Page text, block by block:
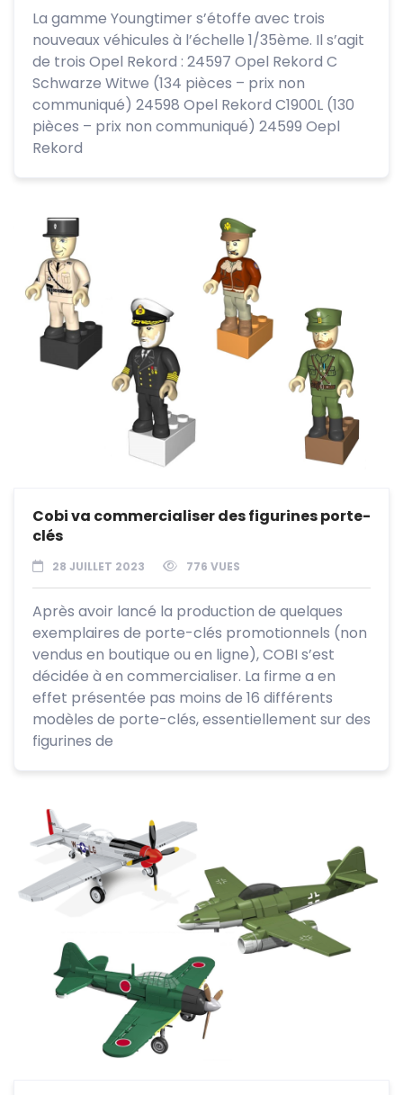
La gamme Youngtimer s’étoffe avec trois
nouveaux véhicules à l’échelle 1/35ème. Il s’agit
de trois Opel Rekord : 24597 Opel Rekord C
Schwarze Witwe (134 pièces – prix non
communiqué) 24598 Opel Rekord C1900L (130
pièces – prix non communiqué) 24599 Oepl
Rekord
Cobi va commercialiser des figurines porte-
clés
28 JUILLET 2023 776 VUES
Après avoir lancé la production de quelques
exemplaires de porte-clés promotionnels (non
vendus en boutique ou en ligne), COBI s’est
décidée à en commercialiser. La firme a en
effet présentée pas moins de 16 différents
modèles de porte-clés, essentiellement sur des
figurines de